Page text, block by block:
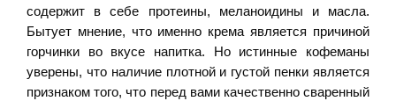
содержит в себе протеины, меланоидины и масла.
Бытует мнение, что именно крема является причиной
горчинки во вкусе напитка. Но истинные кофеманы
уверены, что наличие плотной и густой пенки является
признаком того, что перед вами качественно сваренный